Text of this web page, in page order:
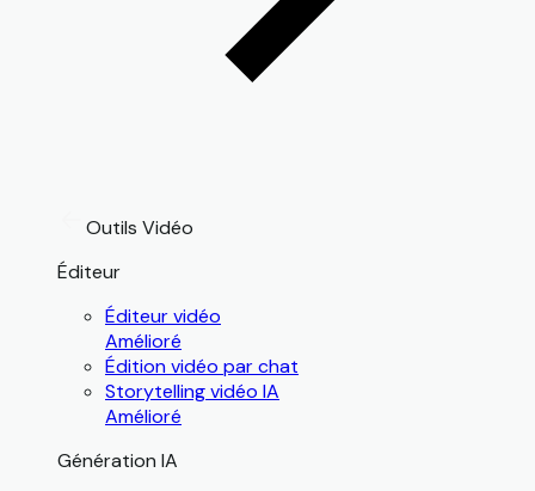
Outils Vidéo
Éditeur
Éditeur vidéo
Amélioré
Édition vidéo par chat
Storytelling vidéo IA
Amélioré
Génération IA